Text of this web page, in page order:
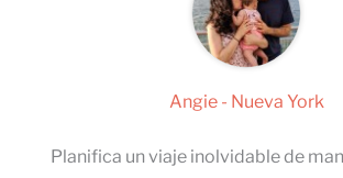
Angie - Nueva York
Planifica un viaje inolvidable de